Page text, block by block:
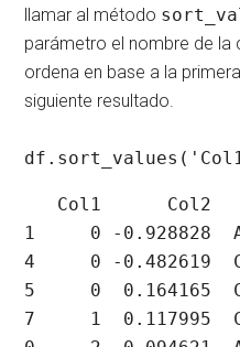
llamar al método
parámetro el nombre de la
ordena en base a la
siguiente resultado.
1     0 -0.928828
4     0 -0.482619
5     0  0.164165
7     1  0.117995